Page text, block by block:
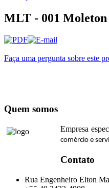
MLT - 001 Moleton
Faça uma pergunta sobre este
Quem somos
Empresa
comércio e
Contato
Rua Engenheiro Elton